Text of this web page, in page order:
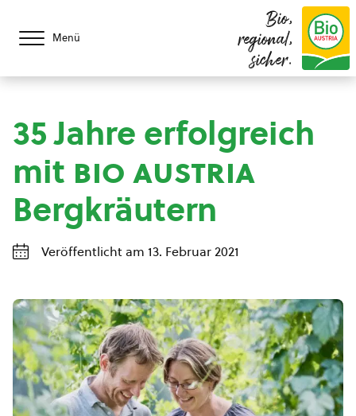
Menü
Bio,
regional,
sicher.
35 Jahre erfolgreich
mit bio austria
Bergkräutern
Veröffentlicht am 13. Februar 2021